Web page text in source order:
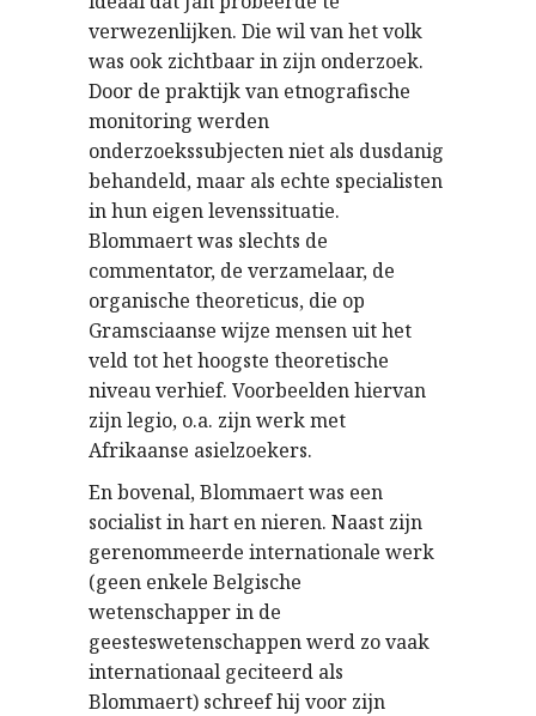
verwezenlijken. Die wil van het volk
was ook zichtbaar in zijn onderzoek.
Door de praktijk van etnografische
monitoring werden
onderzoekssubjecten niet als dusdanig
behandeld, maar als echte specialisten
in hun eigen levenssituatie.
Blommaert was slechts de
commentator, de verzamelaar, de
organische theoreticus, die op
Gramsciaanse wijze mensen uit het
veld tot het hoogste theoretische
niveau verhief. Voorbeelden hiervan
zijn legio, o.a. zijn werk met
Afrikaanse asielzoekers.
En bovenal, Blommaert was een
socialist in hart en nieren. Naast zijn
gerenommeerde internationale werk
(geen enkele Belgische
wetenschapper in de
geesteswetenschappen werd zo vaak
internationaal geciteerd als
Blommaert) schreef hij voor zijn